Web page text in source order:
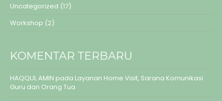
Uncategorized (17)
Workshop (2)
KOMENTAR TERBARU
HAQQUL AMIN pada Layanan Home Visit, Sarana Komunikasi
Guru dan Orang Tua